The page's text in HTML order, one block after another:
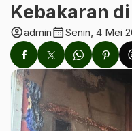
Kebakaran
account_circleadmincalendar_monthSenin, 4 Mei